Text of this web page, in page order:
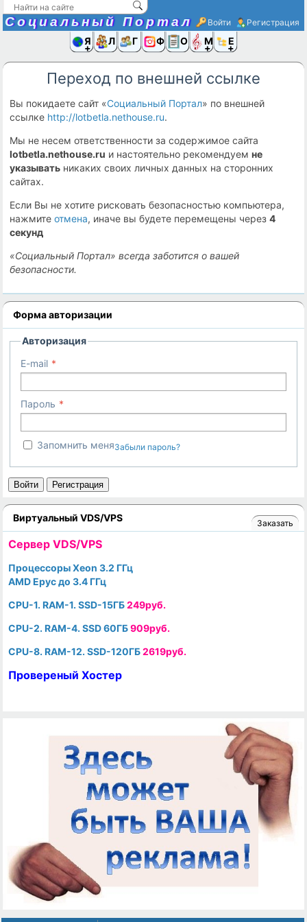
Социальный Портал Войти Регистрация
Я иЛюди
Группы
Фото Ещё
Переход по внешней ссылке
Вы покидаете сайт «Социальный Портал» по внешней
ссылке http://lotbetla.nethouse.ru.
Мы не несем ответственности за содержимое сайта
lotbetla.nethouse.ru и настоятельно рекомендуемне
указывать никаких своих личных данных на сторонних
сайтах.
Если Вы не хотите рисковать безопасностью компьютера,
нажмитеотмена, иначе вы будете перемещены через4
секунд
«Социальный Портал» всегда заботится о вашей
безопасности.
Форма авторизации
Авторизация
E-mail
Пароль
Запомнить меняЗабыли пароль?
Войти Регистрация
Виртуальный VDS/VPS Заказать
Cервер VDS/VPS
Процессоры Xeon 3.2 ГГц
AMD Epyc до 3.4 ГГц
CPU-1. RAM-1. SSD-15ГБ249руб.
CPU-2. RAM-4. SSD 60ГБ909руб.
CPU-8. RAM-12. SSD-120ГБ2619руб.
Провереный Хостер